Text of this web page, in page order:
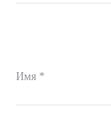
Имя *